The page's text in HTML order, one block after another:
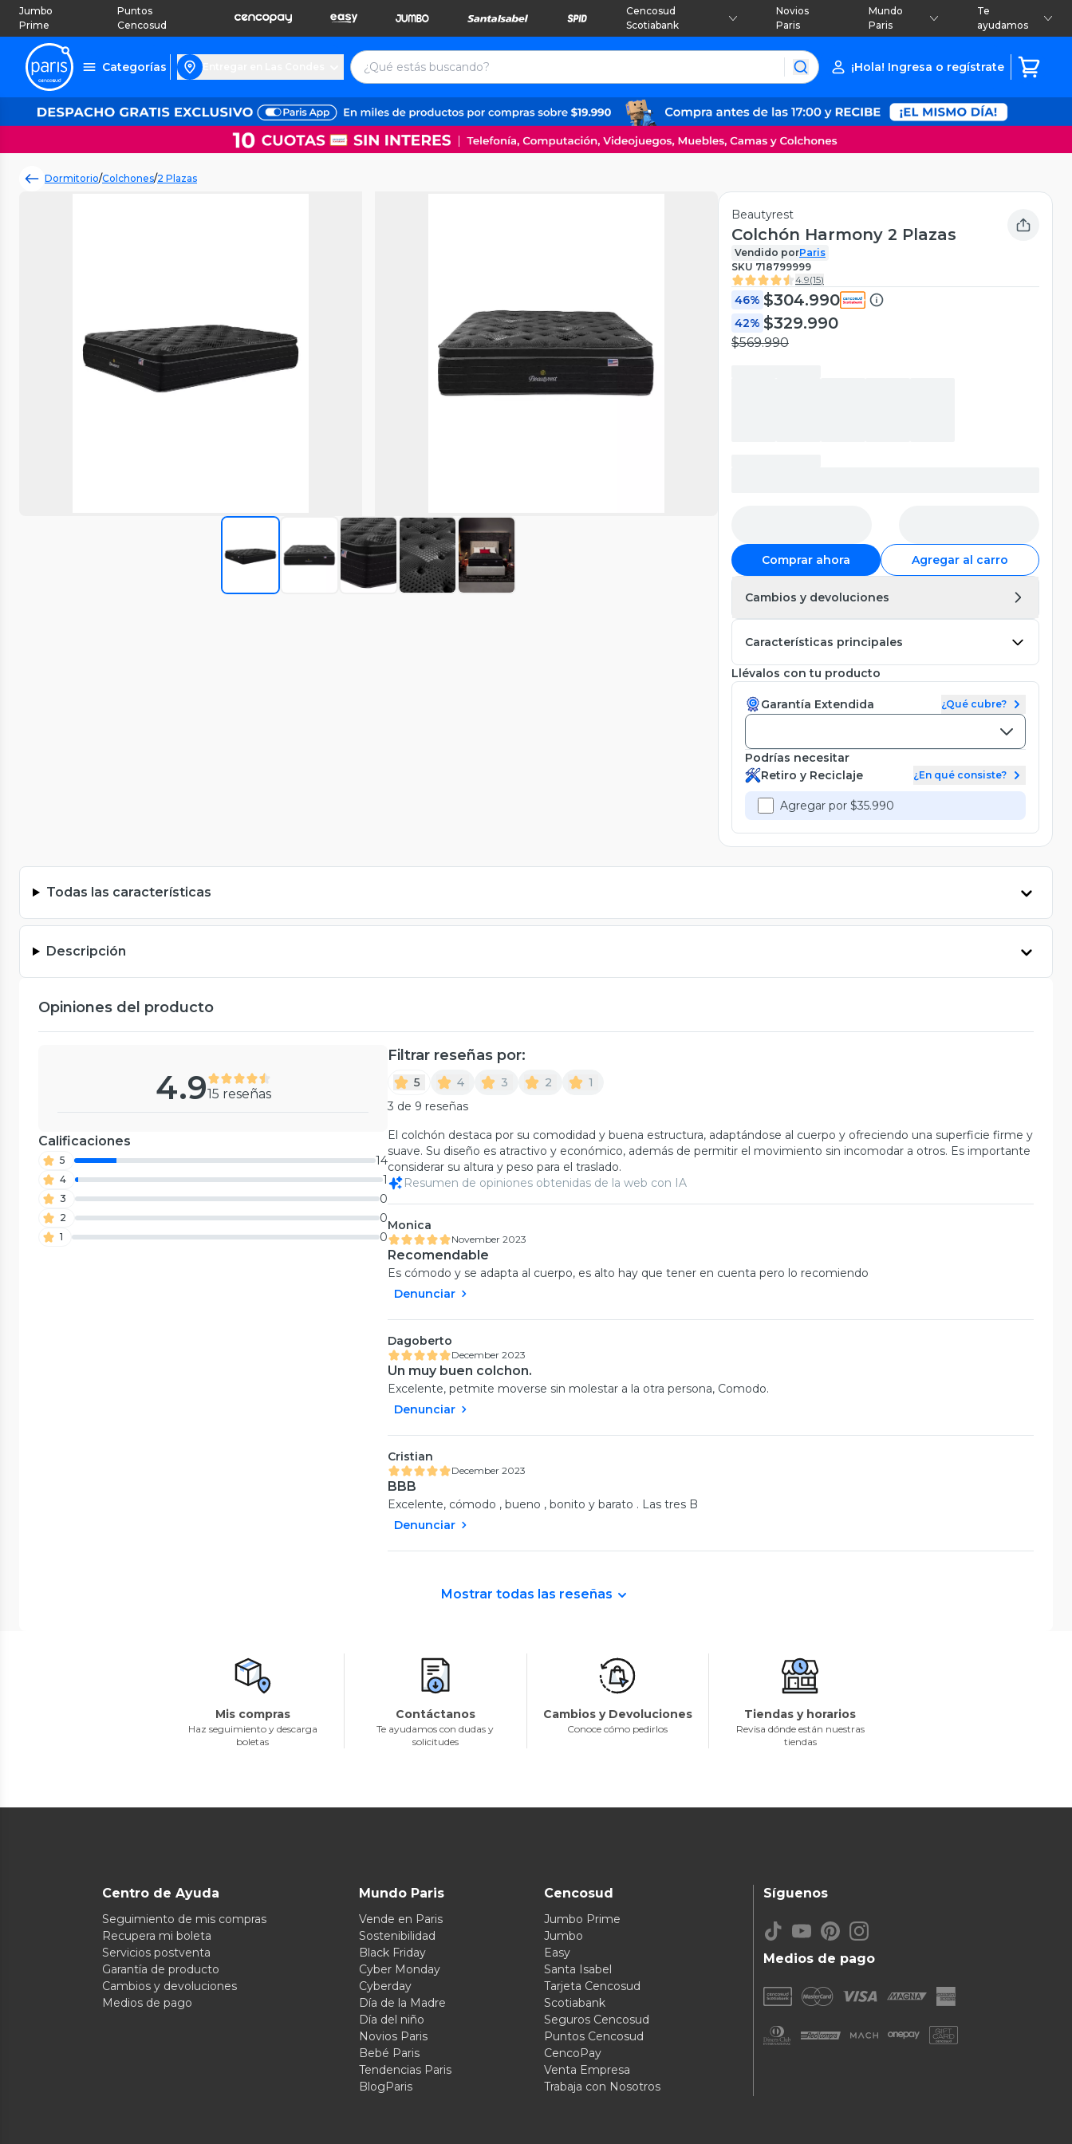
Jumbo
Prime
Puntos
Cencosud
Cencosud
Scotiabank
Novios
Paris
Mundo
Paris
Te
ayudamos
Categorías ¡Hola! Ingresa o regístrate
Dormitorio/Colchones/2 Plazas
Beautyrest
Colchón Harmony 2 Plazas
Vendido porParis
SKU 718799999
4.9(15)
46% $304.990
42% $329.990
$569.990
Comprar ahora Agregar al carro
Cambios y devoluciones
Características principales
Llévalos con tu producto
Garantía Extendida ¿Qué cubre?
Podrías necesitar
Retiro y Reciclaje
¿En qué consiste?
Agregar por $35.990
Todas las características
Descripción
Opiniones del producto
4.915 reseñas
Calificaciones
5 14
4 1
3 0
2 0
1 0
Filtrar reseñas por:
5 4 3 2
1
3 de 9 reseñas
El colchón destaca por su comodidad y buena estructura, adaptándose al cuerpo y ofreciendo una superficie firme y
suave. Su diseño es atractivo y económico, además de permitir el movimiento sin incomodar a otros. Es importante
considerar su altura y peso para el traslado.
Resumen de opiniones obtenidas de la web con IA
Monica
November 2023
Recomendable
Es cómodo y se adapta al cuerpo, es alto hay que tener en cuenta pero lo recomiendo
Denunciar
Dagoberto
December 2023
Un muy buen colchon.
Excelente, petmite moverse sin molestar a la otra persona, Comodo.
Denunciar
Cristian
December 2023
BBB
Excelente, cómodo , bueno , bonito y barato . Las tres B
Denunciar
Mostrar todas las reseñas
Mis compras
Haz seguimiento y descarga
boletas
Contáctanos
Te ayudamos con dudas y
solicitudes
Cambios y Devoluciones
Conoce cómo pedirlos
Tiendas y horarios
Revisa dónde están nuestras
tiendas
Centro de Ayuda
Seguimiento de mis compras
Recupera mi boleta
Servicios postventa
Garantía de producto
Cambios y devoluciones
Medios de pago
Mundo Paris
Vende en Paris
Sostenibilidad
Black Friday
Cyber Monday
Cyberday
Día de la Madre
Día del niño
Novios Paris
Bebé Paris
Tendencias Paris
BlogParis
Cencosud
Jumbo Prime
Jumbo
Easy
Santa Isabel
Tarjeta Cencosud
Scotiabank
Seguros Cencosud
Puntos Cencosud
CencoPay
Venta Empresa
Trabaja con Nosotros
Medios de pago
Síguenos